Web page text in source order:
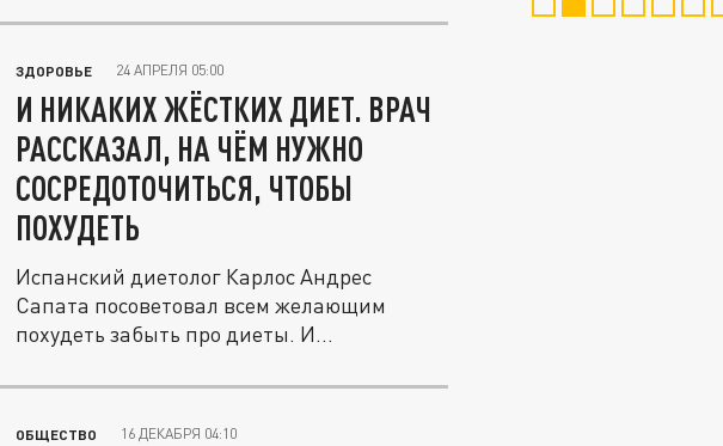
ЗДОРОВЬЕ 24 АПРЕЛЯ 05:00
И НИКАКИХ ЖЁСТКИХ ДИЕТ. ВРАЧ
РАССКАЗАЛ, НА ЧЁМ НУЖНО
СОСРЕДОТОЧИТЬСЯ, ЧТОБЫ
ПОХУДЕТЬ
Испанский диетолог Карлос Андрес
Сапата посоветовал всем желающим
похудеть забыть про диеты. И
ОБЩЕСТВО 16 ДЕКАБРЯ 04:10